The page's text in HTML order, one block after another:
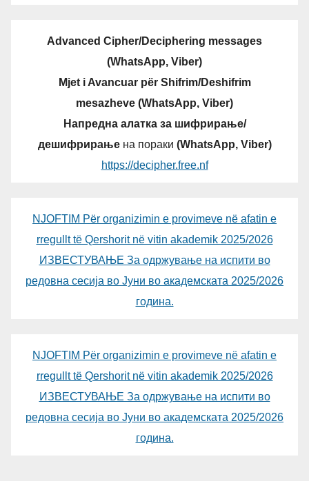
Advanced Cipher/Deciphering messages
(WhatsApp, Viber)
Mjet i Avancuar për Shifrim/Deshifrim
mesazheve (WhatsApp, Viber)
Напредна алатка за шифрирање/
дешифрирањена пораки (WhatsApp, Viber)
https://decipher.free.nf
NJOFTIM Për organizimin e provimeve në afatin e
rregullt të Qershorit në vitin akademik 2025/2026
ИЗВЕСТУВАЊЕ За одржување на испити во
редовна сесија во Јуни во академската 2025/2026
година.
NJOFTIM Për organizimin e provimeve në afatin e
rregullt të Qershorit në vitin akademik 2025/2026
ИЗВЕСТУВАЊЕ За одржување на испити во
редовна сесија во Јуни во академската 2025/2026
година.